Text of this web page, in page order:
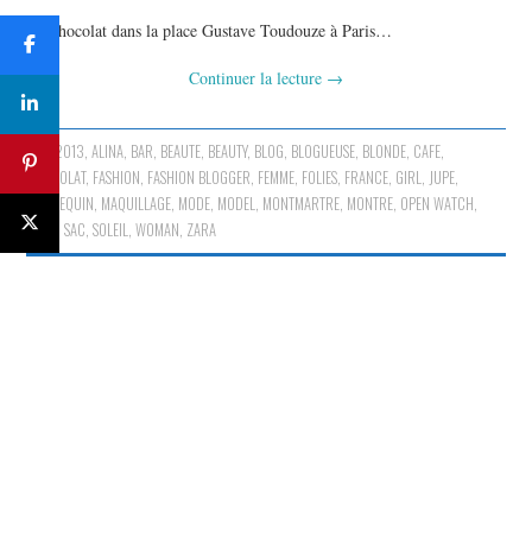
Un chocolat dans la place Gustave Toudouze à Paris…
Continuer la lecture →
2013, ALINA, BAR, BEAUTE, BEAUTY, BLOG, BLOGUEUSE, BLONDE, CAFE,
CHOCOLAT, FASHION, FASHION BLOGGER, FEMME, FOLIES, FRANCE, GIRL, JUPE,
MANNEQUIN, MAQUILLAGE, MODE, MODEL, MONTMARTRE, MONTRE, OPEN WATCH,
PARIS
,SAC,SOLEIL,WOMAN, ZARA